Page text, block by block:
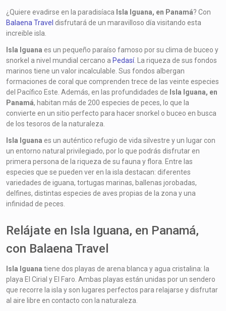
¿Quiere evadirse en la paradisíaca Isla Iguana, en Panamá? Con
Balaena Travel disfrutará de un maravilloso día visitando esta
increible isla.
Isla Iguana es un pequeño paraíso famoso por su clima de buceo y
snorkel a nivel mundial cercano a Pedasí. La riqueza de sus fondos
marinos tiene un valor incalculable. Sus fondos albergan
formaciones de coral que comprenden trece de las veinte especies
del Pacífico Este. Además, en las profundidades de Isla Iguana, en
Panamá, habitan más de 200 especies de peces, lo que la
convierte en un sitio perfecto para hacer snorkel o buceo en busca
de los tesoros de la naturaleza.
Isla Iguana es un auténtico refugio de vida silvestre y un lugar con
un entorno natural privilegiado, por lo que podrás disfrutar en
primera persona de la riqueza de su fauna y flora. Entre las
especies que se pueden ver en la isla destacan: diferentes
variedades de iguana, tortugas marinas, ballenas jorobadas,
delfines, distintas especies de aves propias de la zona y una
infinidad de peces.
Relájate en Isla Iguana, en Panamá,
con Balaena Travel
Isla Iguana tiene dos playas de arena blanca y agua cristalina: la
playa El Cirial y El Faro. Ambas playas están unidas por un sendero
que recorre la isla y son lugares perfectos para relajarse y disfrutar
al aire libre en contacto con la naturaleza.